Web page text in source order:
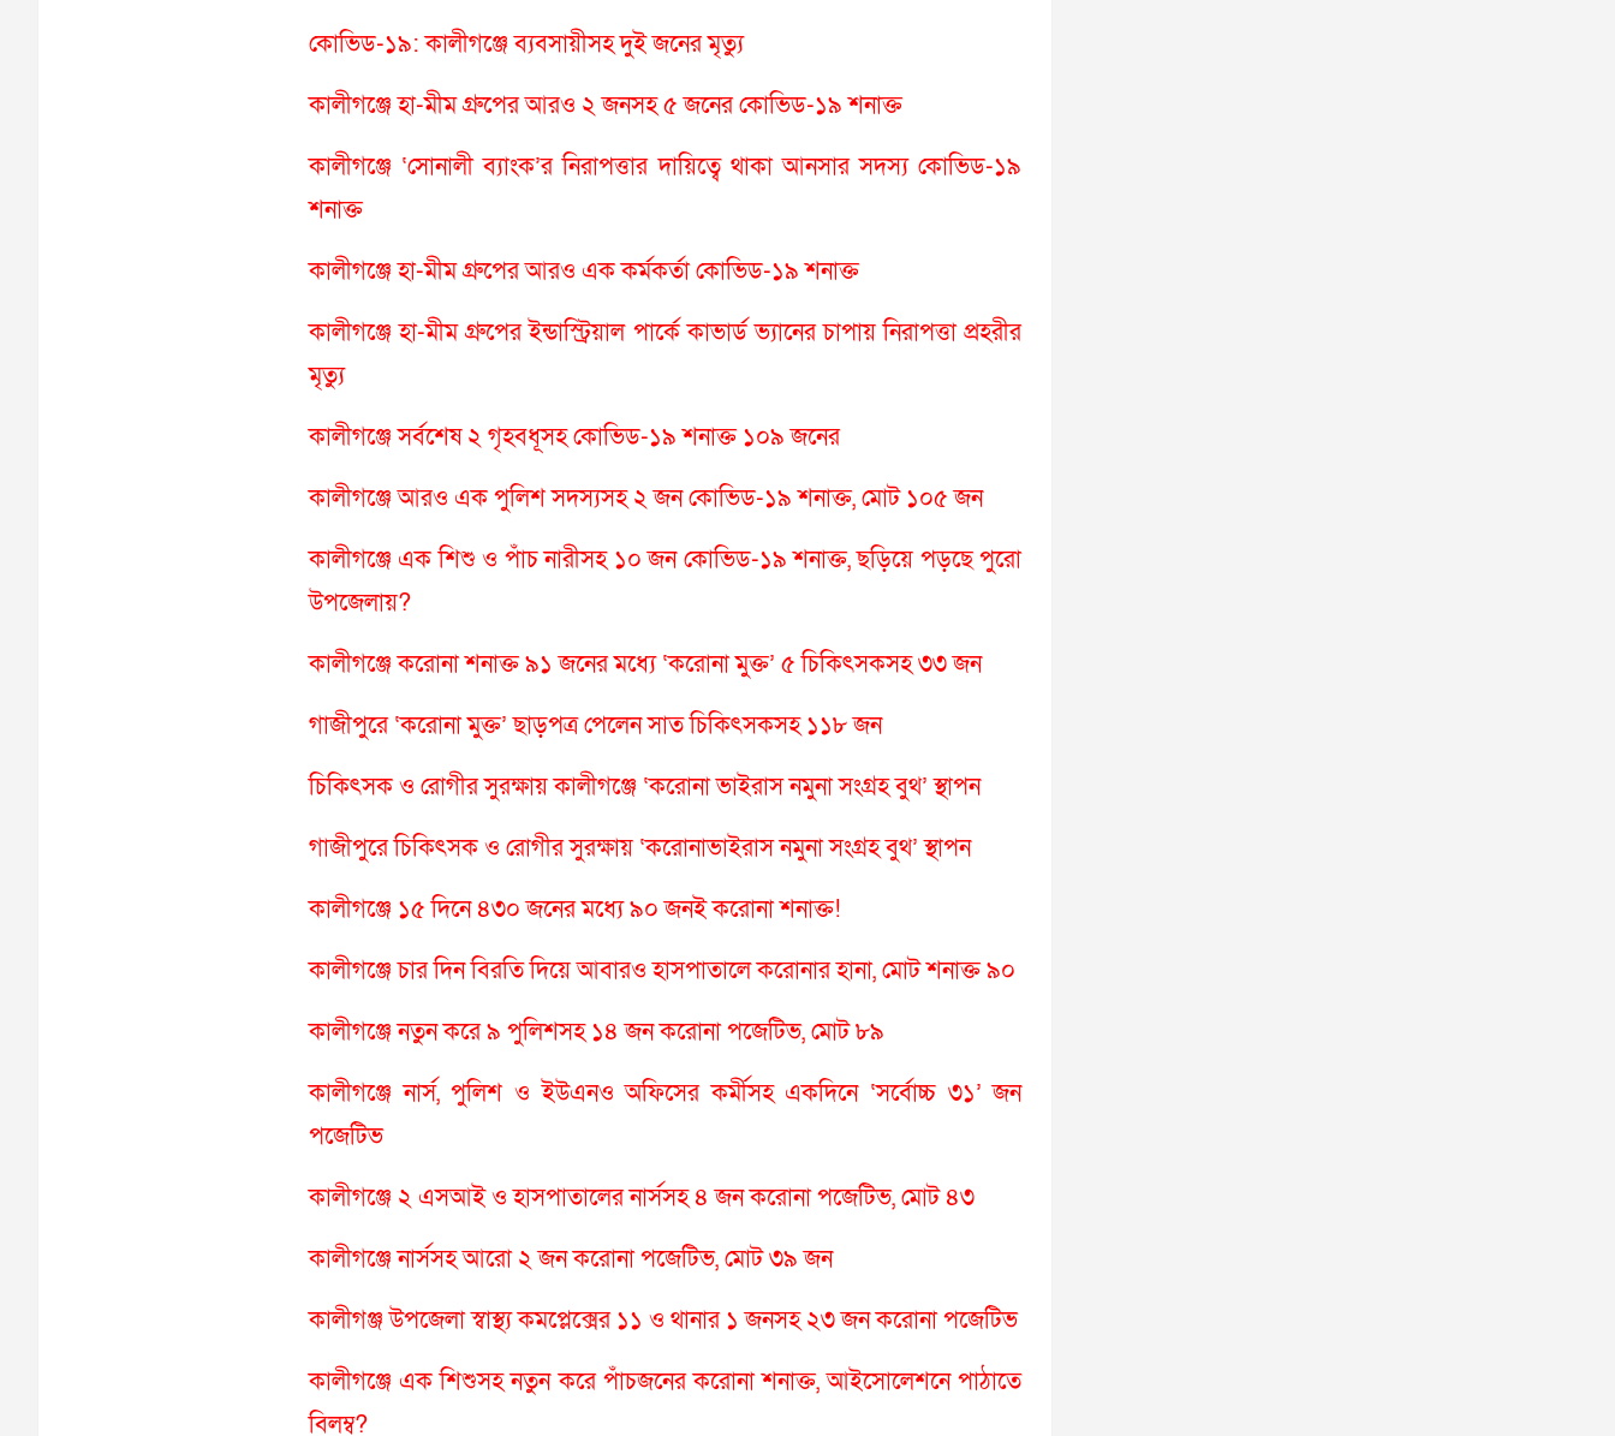
কোভিড-১৯: কালীগঞ্জে ব্যবসায়ীসহ দুই জনের মৃত্যু
কালীগঞ্জে হা-মীম গ্রুপের আরও ২ জনসহ ৫ জনের কোভিড-১৯ শনাক্ত
কালীগঞ্জে ‘সোনালী ব্যাংক’র নিরাপত্তার দায়িত্বে থাকা আনসার সদস্য কোভিড-১৯
শনাক্ত
কালীগঞ্জে হা-মীম গ্রুপের আরও এক কর্মকর্তা কোভিড-১৯ শনাক্ত
কালীগঞ্জে হা-মীম গ্রুপের ইন্ডাস্ট্রিয়াল পার্কে কাভার্ড ভ্যানের চাপায় নিরাপত্তা প্রহরীর
মৃত্যু
কালীগঞ্জে সর্বশেষ ২ গৃহবধূসহ কোভিড-১৯ শনাক্ত ১০৯ জনের
কালীগঞ্জে আরও এক পুলিশ সদস্যসহ ২ জন কোভিড-১৯ শনাক্ত, মোট ১০৫ জন
কালীগঞ্জে এক শিশু ও পাঁচ নারীসহ ১০ জন কোভিড-১৯ শনাক্ত, ছড়িয়ে পড়ছে পুরো
উপজেলায়?
কালীগঞ্জে করোনা শনাক্ত ৯১ জনের মধ্যে ‘করোনা মুক্ত’ ৫ চিকিৎসকসহ ৩৩ জন
গাজীপুরে ‘করোনা মুক্ত’ ছাড়পত্র পেলেন সাত চিকিৎসকসহ ১১৮ জন
চিকিৎসক ও রোগীর সুরক্ষায় কালীগঞ্জে ‘করোনা ভাইরাস নমুনা সংগ্রহ বুথ’ স্থাপন
গাজীপুরে চিকিৎসক ও রোগীর সুরক্ষায় ‘করোনাভাইরাস নমুনা সংগ্রহ বুথ’ স্থাপন
কালীগঞ্জে ১৫ দিনে ৪৩০ জনের মধ্যে ৯০ জনই করোনা শনাক্ত!
কালীগঞ্জে চার দিন বিরতি দিয়ে আবারও হাসপাতালে করোনার হানা, মোট শনাক্ত ৯০
কালীগঞ্জে নতুন করে ৯ পুলিশসহ ১৪ জন করোনা পজেটিভ, মোট ৮৯
কালীগঞ্জে নার্স, পুলিশ ও ইউএনও অফিসের কর্মীসহ একদিনে ‘সর্বোচ্চ ৩১’ জন
পজেটিভ
কালীগঞ্জে ২ এসআই ও হাসপাতালের নার্সসহ ৪ জন করোনা পজেটিভ, মোট ৪৩
কালীগঞ্জে নার্সসহ আরো ২ জন করোনা পজেটিভ, মোট ৩৯ জন
কালীগঞ্জ উপজেলা স্বাস্থ্য কমপ্লেক্সের ১১ ও থানার ১ জনসহ ২৩ জন করোনা পজেটিভ
কালীগঞ্জে এক শিশুসহ নতুন করে পাঁচজনের করোনা শনাক্ত, আইসোলেশনে পাঠাতে
বিলম্ব?